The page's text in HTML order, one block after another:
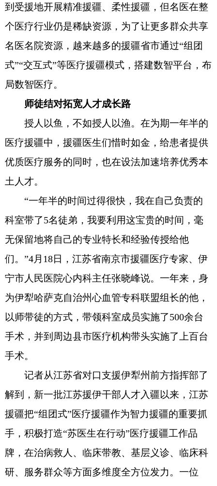
到受援地开展精准援疆、柔性援疆，但名医在整
个医疗行业仍是稀缺资源，为了让更多群众共享
名医名院资源，越来越多的援疆省市通过“组团
式”“交互式”等医疗援疆模式，搭建数智平台，布
局数智医疗。
师徒结对拓宽人才成长路
授人以鱼，不如授人以渔。在为期一年半的
医疗援疆中，援疆医生们惜时如金，给患者提供
优质医疗服务的同时，也在设法加速培养优秀本
土人才。
“一年半的时间过得很快，我在自己负责的
科室带了5名徒弟，我要利用这宝贵的时间，毫
无保留地将自己的专业特长和经验传授给他
们。”4月18日，江苏省南京市援疆医疗专家、伊
宁市人民医院心内科主任张晓峰说。一年来，身
为伊犁哈萨克自治州心血管专科联盟组长的他，
以师带徒的方式，带领科室成员实施了500余台
手术，并到周边县市医疗机构带头实施了上百台
手术。
记者从江苏省对口支援伊犁州前方指挥部了
解到，新一批江苏援伊干部人才入疆以来，江苏
援疆把“组团式”医疗援疆作为智力援疆的重要抓
手，积极打造“苏医生在行动”医疗援疆工作品
牌，在治病救人、临床带教、基层义诊、临床科
研、服务群众等方面多维度全方位发力。一位